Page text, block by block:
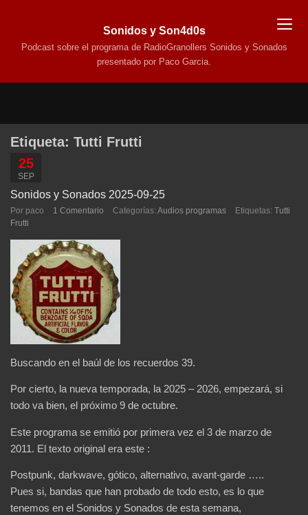
Sonidos y Son4d0s
Podcast sobre el programa de RadioGranollers Sonidos y Sonados
presentado por Paco Garcia.
Etiqueta: Tutti Frutti
25
SEP
Sonidos y Sonados 2025-09-25
Por paco 1 Comentario Categorías: Audios programas Etiquetas: Tutti
Frutti
Buscando en el baúl de los recuerdos 39.
Por cierto, la nueva temporada, la 2025 – 2026, empezará, si
todo va bien, el próximo 9 de octubre.
Este programa se emitió por primera vez el 3 de marzo de
2011. El texto original era este :
Postpunk, darkwave, gótico, alternativo, avant-garde …..
Pues si, bandas que han probado de todo esto, es lo que
tenemos en el Sonidos y Sonados de esta semana,